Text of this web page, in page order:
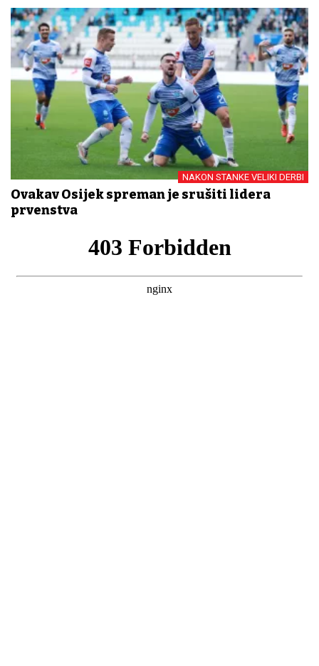
NAKON STANKE VELIKI DERBI
Ovakav Osijek spreman je srušiti lidera
prvenstva